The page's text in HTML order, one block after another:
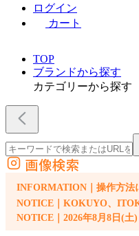
ログイン
カート
TOP
ブランドから探す
カテゴリーから探す
外部サイトの商品をカートに追加
他のサイトで見つけた商品ページのURLを
画像検索
INFORMATION｜操作方法
NOTICE｜KOKUYO、
NOTICE｜2026年8月8日(土